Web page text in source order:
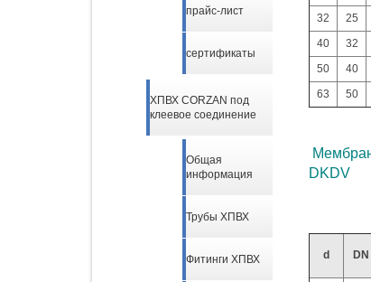
32
25
40
32
50
40
63
50
DKDV
d DN
прайс-лист
сертификаты
ХПВХ CORZAN под
клеевое соединение
Общая
информация
Трубы ХПВХ
Фитинги ХПВХ